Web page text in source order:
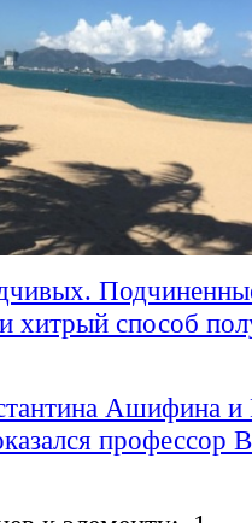
хитрый способ
Ашифина и